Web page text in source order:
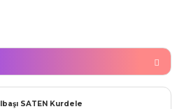
SATEN Kurdele